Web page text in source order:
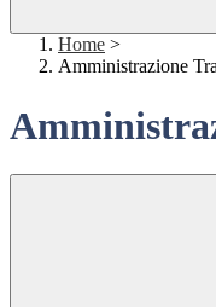
Home >
Amministrazione